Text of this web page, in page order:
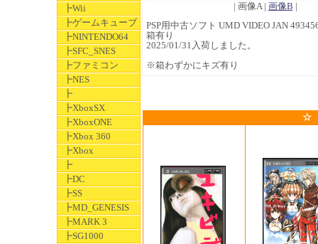
┣Wii
┣ゲームキューブ
┣NINTENDO64
┣SFC_SNES
┣ファミコン
┣NES
┣
┣XboxSX
┣XboxONE
┣Xbox 360
┣Xbox
┣
┣DC
┣SS
┣MD_GENESIS
┣MARK 3
┣SG1000
| 画像A | 画像B |
PSP用中古ソフト UMD VIDEO JAN
箱有り
2025/01/31入荷しました。
※箱わずかにキズ有り
☆